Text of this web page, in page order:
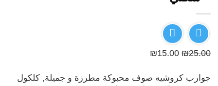
₪25.00
السعر
هو:
₪15.00
هو:
جوارب كروشيه صوف محبوكة مطرزة و جميلة, كلكول